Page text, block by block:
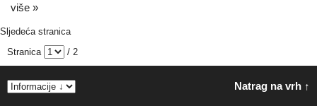
više »
Sljedeća stranica
Stranica
/ 2
Natrag na vrh ↑